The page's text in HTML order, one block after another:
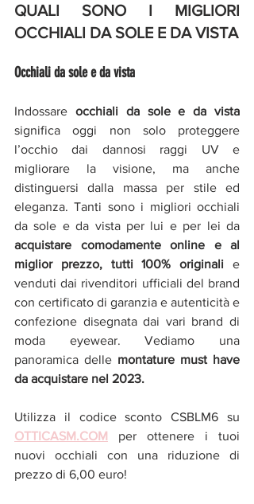
QUALI SONO I MIGLIORI
OCCHIALI DA SOLE E DA VISTA
Occhiali da sole e da vista
Indossare occhiali da sole e da vista
significa oggi non solo proteggere
l’occhio dai dannosi raggi UV e
migliorare la visione, ma anche
distinguersi dalla massa per stile ed
eleganza. Tanti sono i migliori occhiali
acquistare comodamente online e al
miglior prezzo, tutti 100% originali e
venduti dai rivenditori ufficiali del brand
con certificato di garanzia e autenticità e
confezione disegnata dai vari brand di
moda eyewear. Vediamo una
panoramica delle montature must have
da acquistare nel 2023.
Utilizza il codice sconto CSBLM6 su
OTTICASM.COM
per ottenere i tuoi
nuovi occhiali con una riduzione di
prezzo di 6,00 euro!